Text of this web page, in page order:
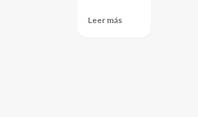
Leer más